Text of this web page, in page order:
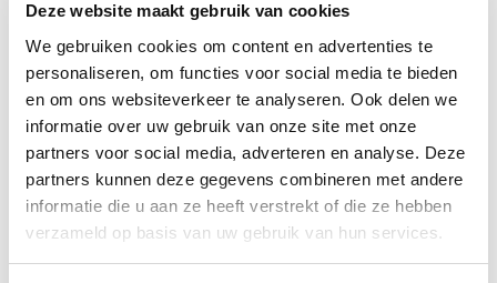
Deze website maakt gebruik van cookies
We gebruiken cookies om content en advertenties te
personaliseren, om functies voor social media te bieden
en om ons websiteverkeer te analyseren. Ook delen we
informatie over uw gebruik van onze site met onze
partners voor social media, adverteren en analyse. Deze
partners kunnen deze gegevens combineren met andere
informatie die u aan ze heeft verstrekt of die ze hebben
verzameld op basis van uw gebruik van hun services.
Italië Cultuurzoeker
Hulp nodig bij uw zoektocht
naar een volgende reis?